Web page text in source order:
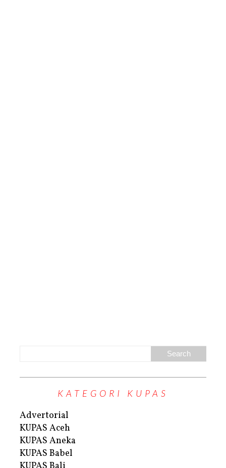
KATEGORI KUPAS
Advertorial
KUPAS Aceh
KUPAS Aneka
KUPAS Babel